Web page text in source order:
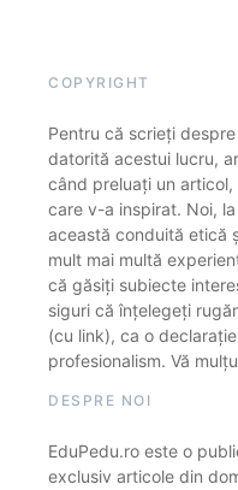
COPYRIGHT
Pentru că scrieți
datorită acestui lucru,
când preluați un
care v-a inspirat. Noi,
această conduită etică
mult mai multă
că găsiți subiecte
siguri că înțelegeți
(cu link), ca o
profesionalism. Vă
DESPRE NOI
EduPedu.ro este o
exclusiv articole din